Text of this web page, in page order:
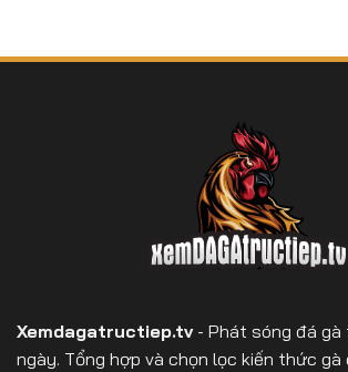
Xemdagatructiep.tv- Phát sóng đá gà
ngày. Tổng hợp và chọn lọc kiến thức